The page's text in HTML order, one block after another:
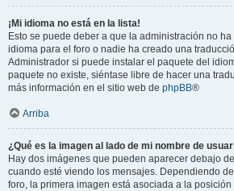
¡Mi idioma no está en la lista!
Esto se puede deber a que la administración no
idioma para el foro o nadie ha creado una
Administrador si puede instalar el paquete del
paquete no existe, siéntase libre de hacer una
más información en el sitio web de phpBB®
Arriba
¿Qué es la imagen al lado de mi nombre de
Hay dos imágenes que pueden aparecer debajo
cuando esté viendo los mensajes. Dependiendo
foro, la primera imagen está asociada a la